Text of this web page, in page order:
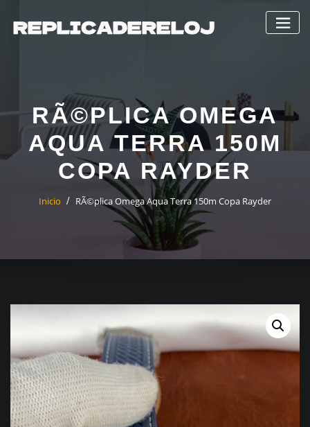
contenido
RÃ©PLICA OMEGA
AQUA TERRA 150M
COPA RAYDER
Inicio RÃ©plica Omega Aqua Terra 150m Copa Rayder